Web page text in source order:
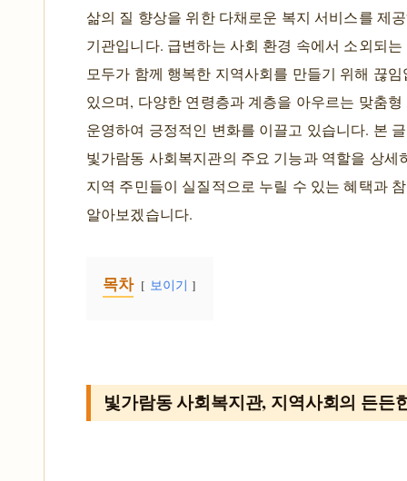
삶의 질 향상을 위한 다채로운 복지 서비스를 제
기관입니다. 급변하는 사회 환경 속에서 소외되
모두가 함께 행복한 지역사회를 만들기 위해 끊
있으며, 다양한 연령층과 계층을 아우르는 맞춤
운영하여 긍정적인 변화를 이끌고 있습니다. 본
빛가람동 사회복지관의 주요 기능과 역할을 상세
지역 주민들이 실질적으로 누릴 수 있는 혜택과
알아보겠습니다.
목차 보이기
빛가람동 사회복지관, 지역사회의 든든